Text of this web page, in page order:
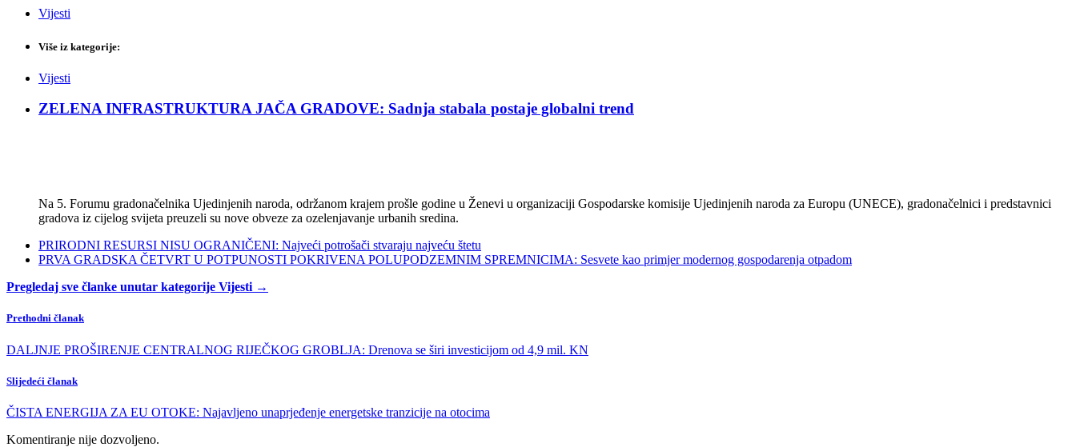
Vijesti
Više iz kategorije:
Vijesti
ZELENA INFRASTRUKTURA JAČA GRADOVE: Sadnja stabala postaje globalni trend
Na 5. Forumu gradonačelnika Ujedinjenih naroda, održanom krajem prošle godine u Ženevi u organizaciji Gospodarske komisije Ujedinjenih naroda za Europu (UNECE), gradonačelnici i predstavnici
gradova iz cijelog svijeta preuzeli su nove obveze za ozelenjavanje urbanih sredina.
PRIRODNI RESURSI NISU OGRANIČENI: Najveći potrošači stvaraju najveću štetu
PRVA GRADSKA ČETVRT U POTPUNOSTI POKRIVENA POLUPODZEMNIM SPREMNICIMA: Sesvete kao primjer modernog gospodarenja otpadom
Pregledaj sve članke unutar kategorije Vijesti →
Prethodni članak
DALJNJE PROŠIRENJE CENTRALNOG RIJEČKOG GROBLJA: Drenova se širi investicijom od 4,9 mil. KN
Slijedeći članak
ČISTA ENERGIJA ZA EU OTOKE: Najavljeno unaprjeđenje energetske tranzicije na otocima
Komentiranje nije dozvoljeno.